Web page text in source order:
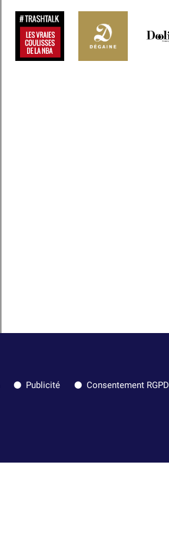
Publicité Consentement RGPD